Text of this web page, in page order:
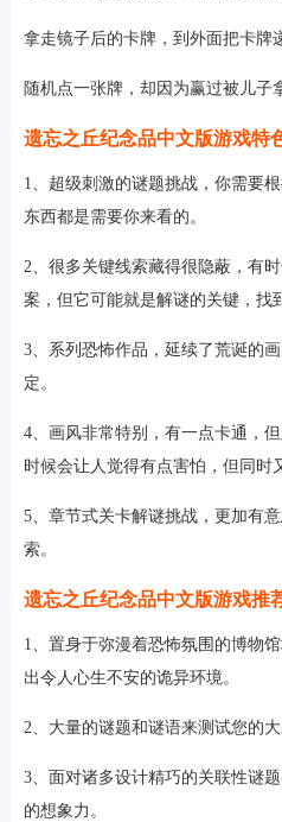
拿走镜子后的卡牌，到外面把卡牌
随机点一张牌，却因为赢过被儿子
遗忘之丘纪念品中文版游戏特
1、超级刺激的谜题挑战，你需要
东西都是需要你来看的。
2、很多关键线索藏得很隐蔽，有
案，但它可能就是解谜的关键，找
3、系列恐怖作品，延续了荒诞的
定。
4、画风非常特别，有一点卡通，
时候会让人觉得有点害怕，但同时
5、章节式关卡解谜挑战，更加有
索。
遗忘之丘纪念品中文版游戏推
1、置身于弥漫着恐怖氛围的博物
出令人心生不安的诡异环境。
2、大量的谜题和谜语来测试您的大
3、面对诸多设计精巧的关联性谜
的想象力。